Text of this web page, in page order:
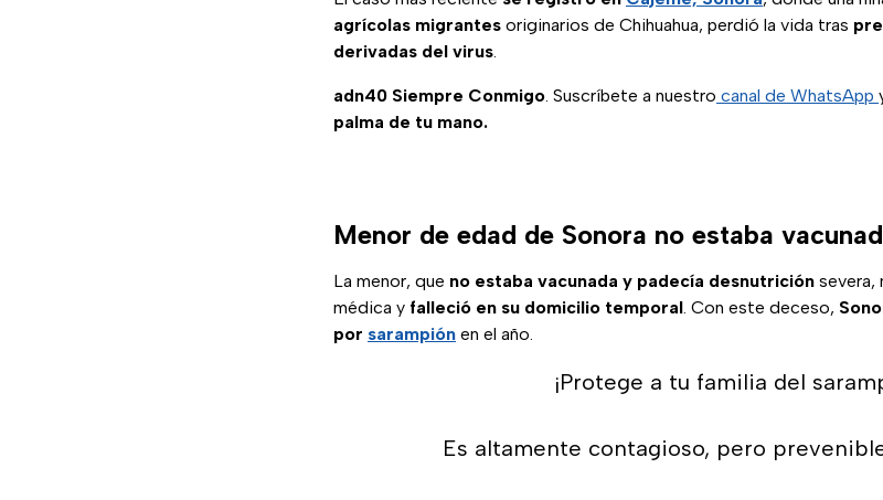
agrícolas migrantes originarios de Chihuahua, perdió la vida tras
derivadas del virus.
adn40 Siempre Conmigo. Suscríbete a nuestro canal de WhatsApp
palma de tu mano.
Menor de edad de Sonora no estaba
La menor, que no estaba vacunada y padecía desnutrición severa,
médica y falleció en su domicilio temporal. Con este deceso,
por sarampión en el año.
¡Protege a tu familia del
Es altamente contagioso, pero